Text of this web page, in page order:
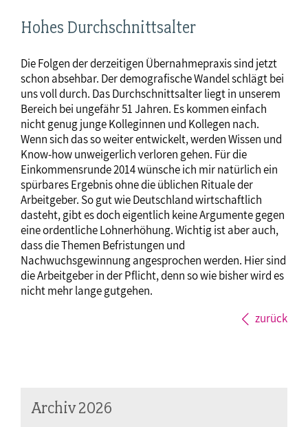
Hohes Durchschnittsalter
Die Folgen der derzeitigen Übernahmepraxis sind jetzt
schon absehbar. Der demografische Wandel schlägt bei
uns voll durch. Das Durchschnittsalter liegt in unserem
Bereich bei ungefähr 51 Jahren. Es kommen einfach
nicht genug junge Kolleginnen und Kollegen nach.
Wenn sich das so weiter entwickelt, werden Wissen und
Know-how unweigerlich verloren gehen. Für die
Einkommensrunde 2014 wünsche ich mir natürlich ein
spürbares Ergebnis ohne die üblichen Rituale der
Arbeitgeber. So gut wie Deutschland wirtschaftlich
dasteht, gibt es doch eigentlich keine Argumente gegen
eine ordentliche Lohnerhöhung. Wichtig ist aber auch,
dass die Themen Befristungen und
Nachwuchsgewinnung angesprochen werden. Hier sind
die Arbeitgeber in der Pflicht, denn so wie bisher wird es
nicht mehr lange gutgehen.
zurück
Archiv 2026